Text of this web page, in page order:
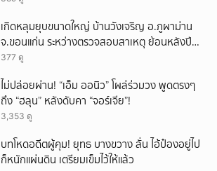
เกิดหลุมยุบขนาดใหญ่ บ้านวังเจริญ อ.ภูผาม่าน
จ.ขอนแก่น ระหว่างตรวจสอบสาเหตุ ย้อนหลังปี
2568 พบเคยพบหลุมยุบมาแล้วครั้งหนึ่ง
377 ดู
ไม่ปล่อยผ่าน! “เอ็ม ออนิว” โผล่ร่วมวง พูดตรงๆ
ถึง “ฮลุน” หลังดับคา “จอร์เจีย”!
3,353 ดู
บทโหดอดีตผู้คุม! ยุทธ บางขวาง ลั่น ไอ้ป๋องอยู่ไป
ก็หนักแผ่นดิน เตรียมเข็มไว้ให้แล้ว